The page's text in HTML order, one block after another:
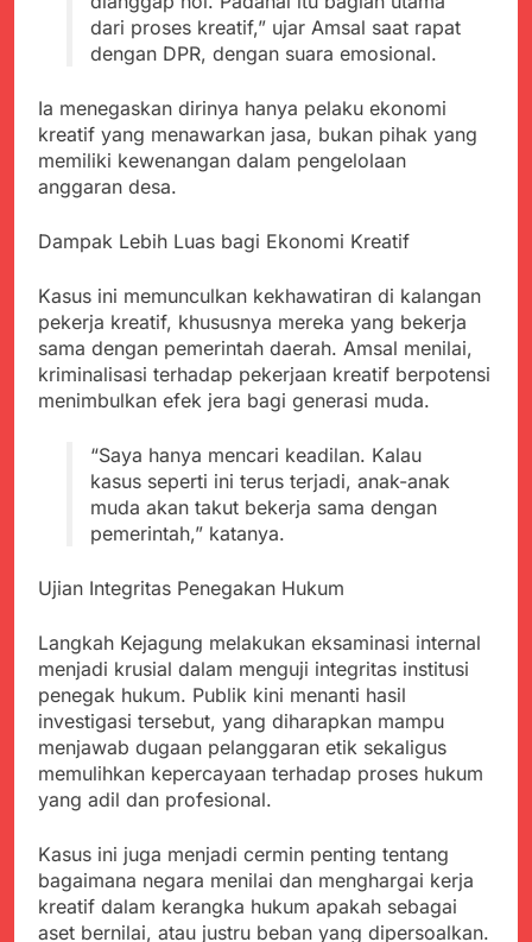
dari proses kreatif,” ujar Amsal saat rapat
dengan DPR, dengan suara emosional.
Ia menegaskan dirinya hanya pelaku ekonomi
kreatif yang menawarkan jasa, bukan pihak yang
memiliki kewenangan dalam pengelolaan
anggaran desa.
Dampak Lebih Luas bagi Ekonomi Kreatif
Kasus ini memunculkan kekhawatiran di kalangan
pekerja kreatif, khususnya mereka yang bekerja
sama dengan pemerintah daerah. Amsal menilai,
kriminalisasi terhadap pekerjaan kreatif berpotensi
menimbulkan efek jera bagi generasi muda.
“Saya hanya mencari keadilan. Kalau
kasus seperti ini terus terjadi, anak-anak
muda akan takut bekerja sama dengan
pemerintah,” katanya.
Ujian Integritas Penegakan Hukum
Langkah Kejagung melakukan eksaminasi internal
menjadi krusial dalam menguji integritas institusi
penegak hukum. Publik kini menanti hasil
investigasi tersebut, yang diharapkan mampu
menjawab dugaan pelanggaran etik sekaligus
memulihkan kepercayaan terhadap proses hukum
yang adil dan profesional.
Kasus ini juga menjadi cermin penting tentang
bagaimana negara menilai dan menghargai kerja
kreatif dalam kerangka hukum apakah sebagai
aset bernilai, atau justru beban yang dipersoalkan.